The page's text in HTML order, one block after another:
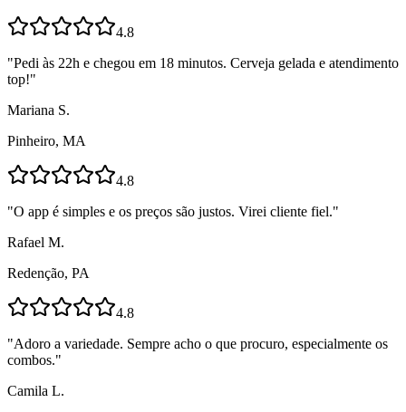
4.8
"Pedi às 22h e chegou em 18 minutos. Cerveja gelada e atendimento
top!"
Mariana S.
Pinheiro, MA
4.8
"O app é simples e os preços são justos. Virei cliente fiel."
Rafael M.
Redenção, PA
4.8
"Adoro a variedade. Sempre acho o que procuro, especialmente os
combos."
Camila L.